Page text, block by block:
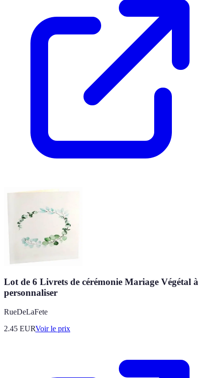
Lot de 6 Livrets de cérémonie Mariage Végétal à
personnaliser
RueDeLaFete
2.45 EURVoir le prix